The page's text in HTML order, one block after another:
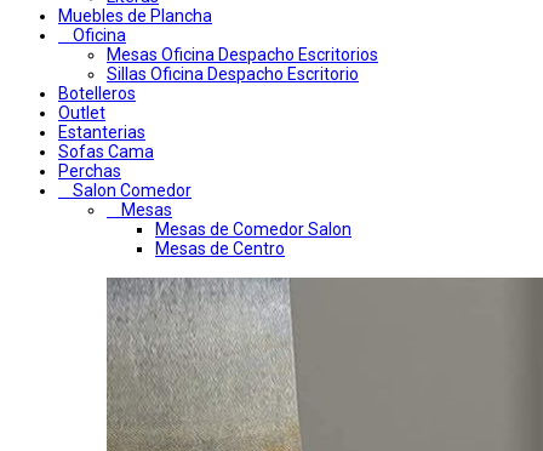
Muebles de Plancha
Oficina
Mesas Oficina Despacho Escritorios
Sillas Oficina Despacho Escritorio
Botelleros
Outlet
Estanterias
Sofas Cama
Perchas
Salon Comedor
Mesas
Mesas de Comedor Salon
Mesas de Centro